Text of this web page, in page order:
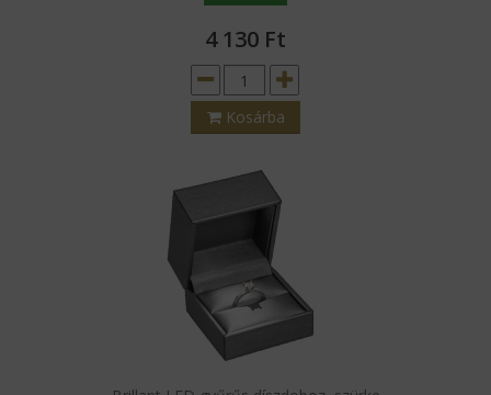
Brillant LED karikagyűrűs díszdoboz, szürke színben
4 130Ft
Kosárba